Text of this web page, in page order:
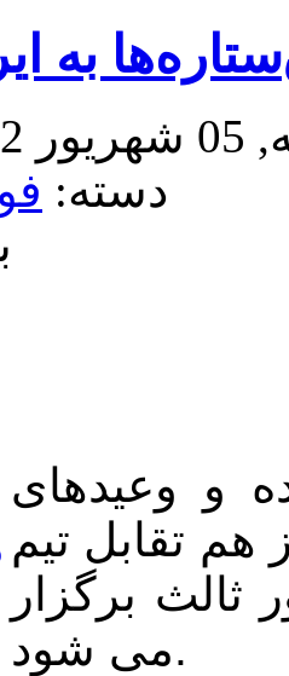
دسته:
و وعیدهای
تقابل تیم
برگزار
می شود.